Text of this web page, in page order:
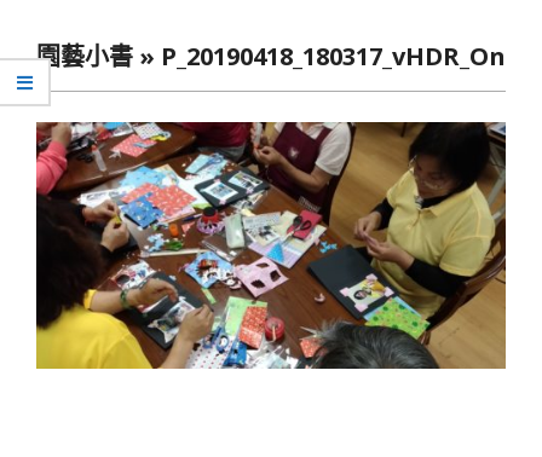
與
你
一
起
咖
啡
園藝小書 » P_20190418_180317_vHDR_On